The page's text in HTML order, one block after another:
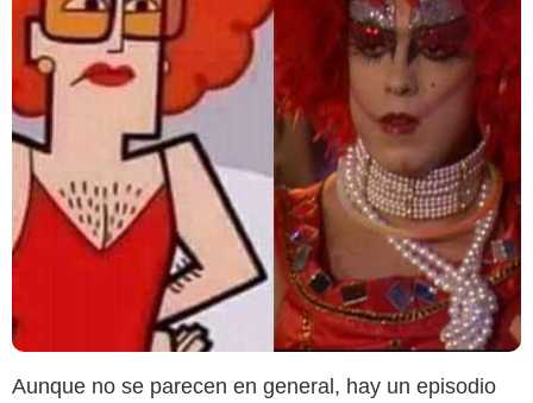
Aunque no se parecen en general, hay un episodio